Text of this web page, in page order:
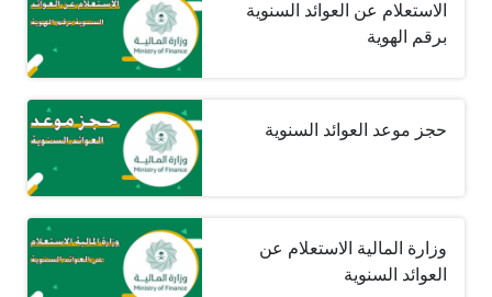
الاستعلام عن العوائد السنوية
برقم الهوية
حجز موعد العوائد السنوية
وزارة المالية الاستعلام عن
العوائد السنوية